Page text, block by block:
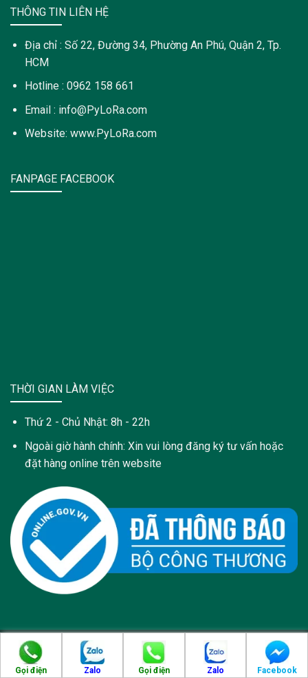
Gọi điện Zalo Gọi điện Zalo Facebook
THÔNG TIN LIÊN HỆ
Địa chỉ : Số 22, Đường 34, Phường An Phú, Quận 2, Tp.
HCM
Hotline : 0962 158 661
Email : info@PyLoRa.com
Website: www.PyLoRa.com
FANPAGE FACEBOOK
THỜI GIAN LÀM VIỆC
Thứ 2 - Chủ Nhật: 8h - 22h
Ngoài giờ hành chính: Xin vui lòng đăng ký tư vấn hoặc
đặt hàng online trên website
Copyright 2021 © Trang web này được sở hữu và quản lý bởi:
Công Ty Cổ Phần Dược Phẩm PyLoRa - pylora.com